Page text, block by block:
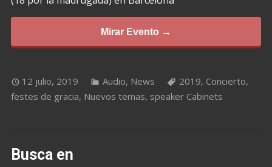
Mirar Evento →
12 julio, 2019 Audio, News 2019, Concierto,
festes de gracia, Nuevos temas, speaker Cabinets
Busca en